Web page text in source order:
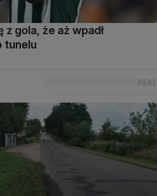
z gola, że aż wpadł
tunelu